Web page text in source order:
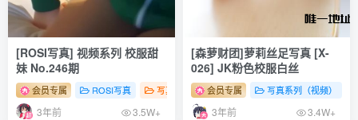
[ROSI写真]口罩系列 2025.11.27 NO.3455 [81P192MB]
[ROSI写真]口罩系列 2025.11.26 NO.3454 [87P277MB]
[ROSI写真]口罩系列 2025.11.25 NO.3453 [105P260MB]
[ROSI写真]口罩系列 2025.11.24 NO.3452 [105P262MB]
[ROSI写真] 视频系列 校服甜
妹 No.246期
会员专属 ROSI写真 写真系列（视频） # 性感 # 足控 # 少女
3年前 3.5W+
[森萝财团]萝莉丝足写真 [X-
026] JK粉色校服白丝
会员专属 写真系列（视频）
3年前 3.4W+